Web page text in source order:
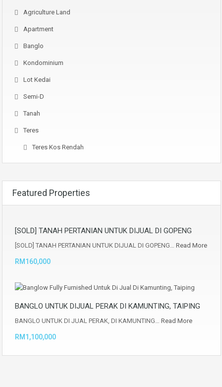
Agriculture Land
Apartment
Banglo
Kondominium
Lot Kedai
Semi-D
Tanah
Teres
Teres Kos Rendah
Featured Properties
[SOLD] TANAH PERTANIAN UNTUK DIJUAL DI GOPENG
[SOLD] TANAH PERTANIAN UNTUK DIJUAL DI GOPENG… Read More
RM160,000
BANGLO UNTUK DIJUAL PERAK DI KAMUNTING, TAIPING
BANGLO UNTUK DI JUAL PERAK, DI KAMUNTING… Read More
RM1,100,000